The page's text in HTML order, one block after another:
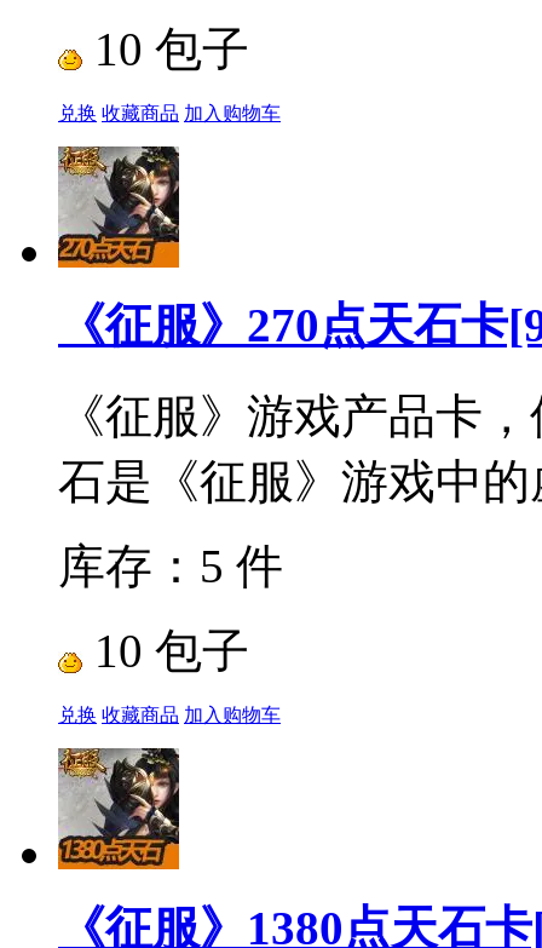
10 包子
兑换 收藏商品 加入购物车
《征服》270点天石
《征服》游戏产品卡
石是《征服》游戏中
库存：5 件
10 包子
兑换 收藏商品 加入购物车
《征服》1380点天石